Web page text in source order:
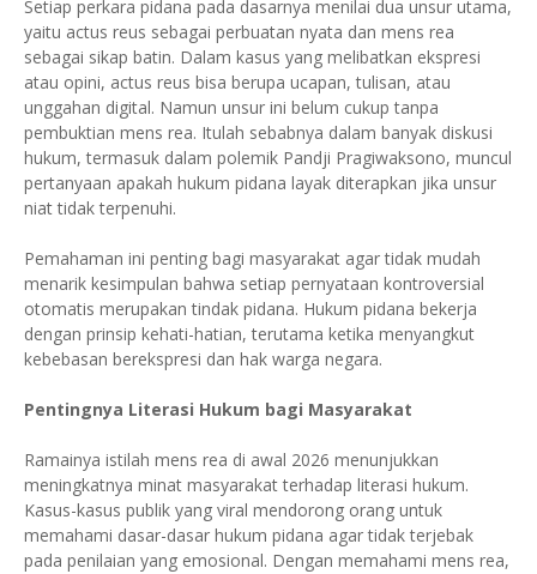
Setiap perkara pidana pada dasarnya menilai dua unsur utama,
yaitu actus reus sebagai perbuatan nyata dan mens rea
sebagai sikap batin. Dalam kasus yang melibatkan ekspresi
atau opini, actus reus bisa berupa ucapan, tulisan, atau
unggahan digital. Namun unsur ini belum cukup tanpa
pembuktian mens rea. Itulah sebabnya dalam banyak diskusi
hukum, termasuk dalam polemik Pandji Pragiwaksono, muncul
pertanyaan apakah hukum pidana layak diterapkan jika unsur
niat tidak terpenuhi.
Pemahaman ini penting bagi masyarakat agar tidak mudah
menarik kesimpulan bahwa setiap pernyataan kontroversial
otomatis merupakan tindak pidana. Hukum pidana bekerja
dengan prinsip kehati-hatian, terutama ketika menyangkut
kebebasan berekspresi dan hak warga negara.
Pentingnya Literasi Hukum bagi Masyarakat
Ramainya istilah mens rea di awal 2026 menunjukkan
meningkatnya minat masyarakat terhadap literasi hukum.
Kasus-kasus publik yang viral mendorong orang untuk
memahami dasar-dasar hukum pidana agar tidak terjebak
pada penilaian yang emosional. Dengan memahami mens rea,